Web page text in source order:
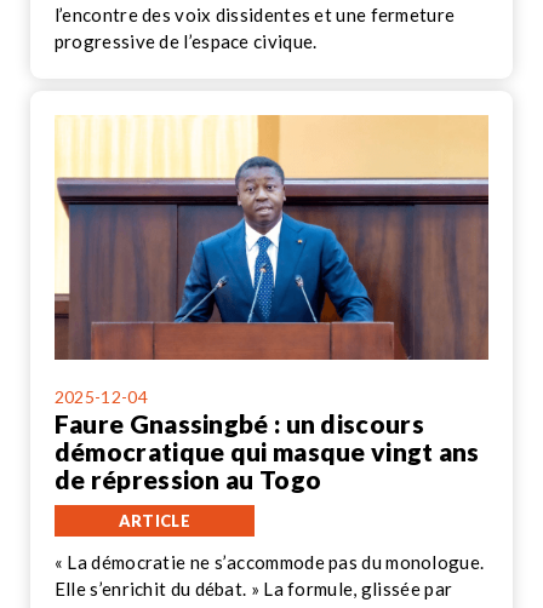
l’encontre des voix dissidentes et une fermeture
progressive de l’espace civique.
2025-12-04
Faure Gnassingbé : un discours
démocratique qui masque vingt ans
de répression au Togo
ARTICLE
« La démocratie ne s’accommode pas du monologue.
Elle s’enrichit du débat. » La formule, glissée par